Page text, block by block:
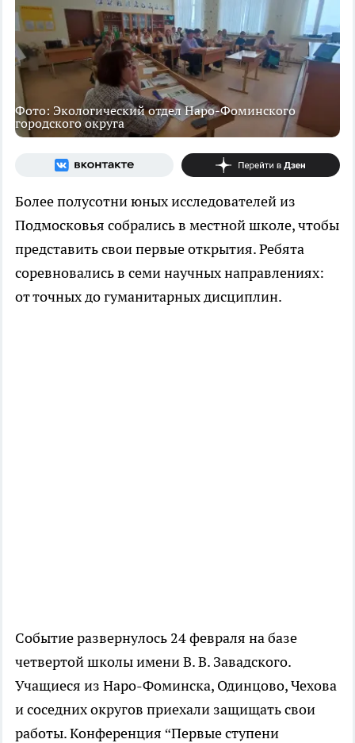
Фото: Экологический отдел Наро-Фоминского
городского округа
Более полусотни юных исследователей из
Подмосковья собрались в местной школе, чтобы
представить свои первые открытия. Ребята
соревновались в семи научных направлениях:
от точных до гуманитарных дисциплин.
Событие развернулось 24 февраля на базе
четвертой школы имени В. В. Завадского.
Учащиеся из Наро-Фоминска, Одинцово, Чехова
и соседних округов приехали защищать свои
работы. Конференция “Первые ступени